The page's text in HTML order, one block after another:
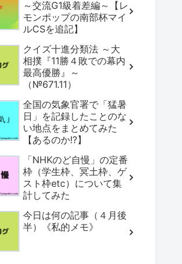
～交流G1級着差編～【レ
モンポップの南部杯マイ
ルCSを追記】
クイズ十進分類法 ～大
相撲『11勝４敗での幕内
最高優勝』～
（№671.11）
全国の気象官署で「猛暑
日」を記録したことのな
い地点をまとめてみた
【あるのか!?】
「NHKのど自慢」の定番
枠（学生枠、冥土枠、ゲ
スト枠etc）について集
計してみた
今日は何の記事（４月後
半）《私的メモ》